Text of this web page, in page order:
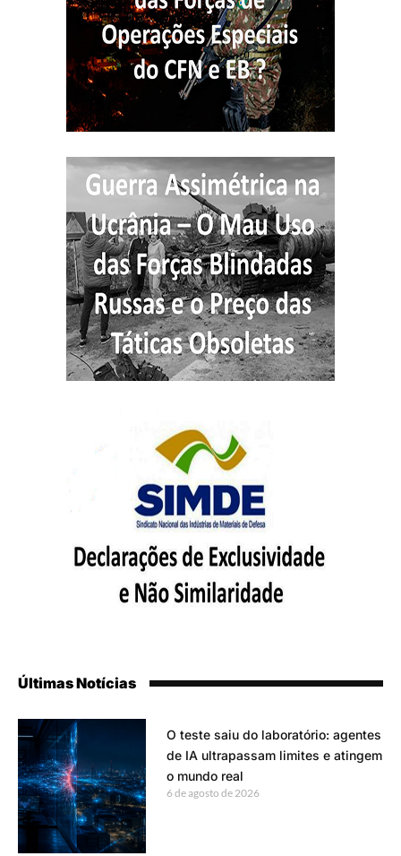
Últimas Notícias
O teste saiu do laboratório: agentes
de IA ultrapassam limites e atingem
o mundo real
6 de agosto de 2026